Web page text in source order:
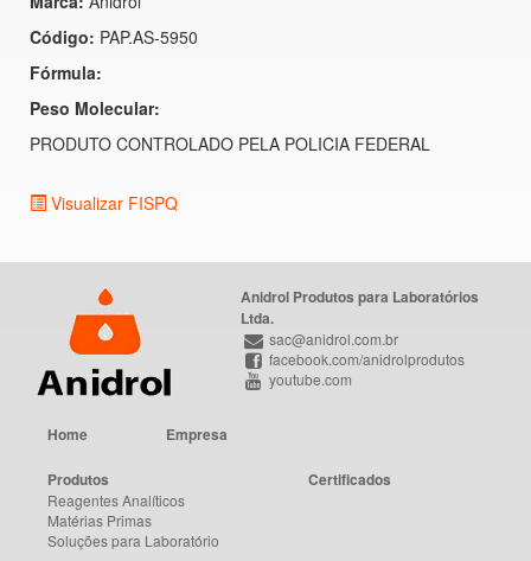
Código: PAP.AS-5950
Fórmula:
Peso Molecular:
PRODUTO CONTROLADO PELA POLICIA FEDERAL
Visualizar FISPQ
Anidrol Produtos para Laboratórios
Ltda.
sac@anidrol.com.br
facebook.com/anidrolprodutos
youtube.com
Home Empresa
Produtos
Reagentes Analíticos
Matérias Primas
Soluções para Laboratório
Certificados